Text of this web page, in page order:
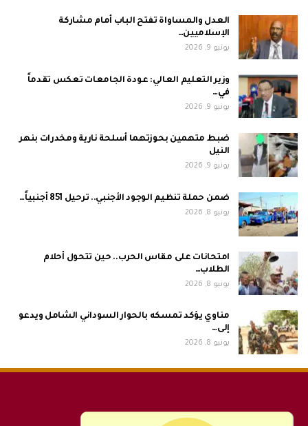
العدل والمساواة تفتح الباب أمام مشاركة
الإسلاميين…
يونيو 9, 2026
وزير التعليم العالي: عودة الجامعات تعكس تقدماً
في…
يونيو 9, 2026
ضبط متهمين بحوزتهما أسلحة نارية ومخدرات بنهر
النيل
يونيو 9, 2026
ضمن حملة تنظيم الوجود الأجنبي.. ترحيل 851 أجنبياً…
يونيو 8, 2026
امتحانات على مقاس الحرب.. حين تتحول أحلام
الطلاب…
يونيو 8, 2026
مناوي يؤكد تمسكه بالحوار السوداني الشامل ويدعو
إلى…
يونيو 8, 2026